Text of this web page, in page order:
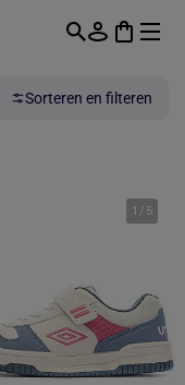
Sorteren en filteren
1 / 5